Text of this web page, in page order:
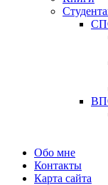
Обо мне
Контакты
Карта сайта